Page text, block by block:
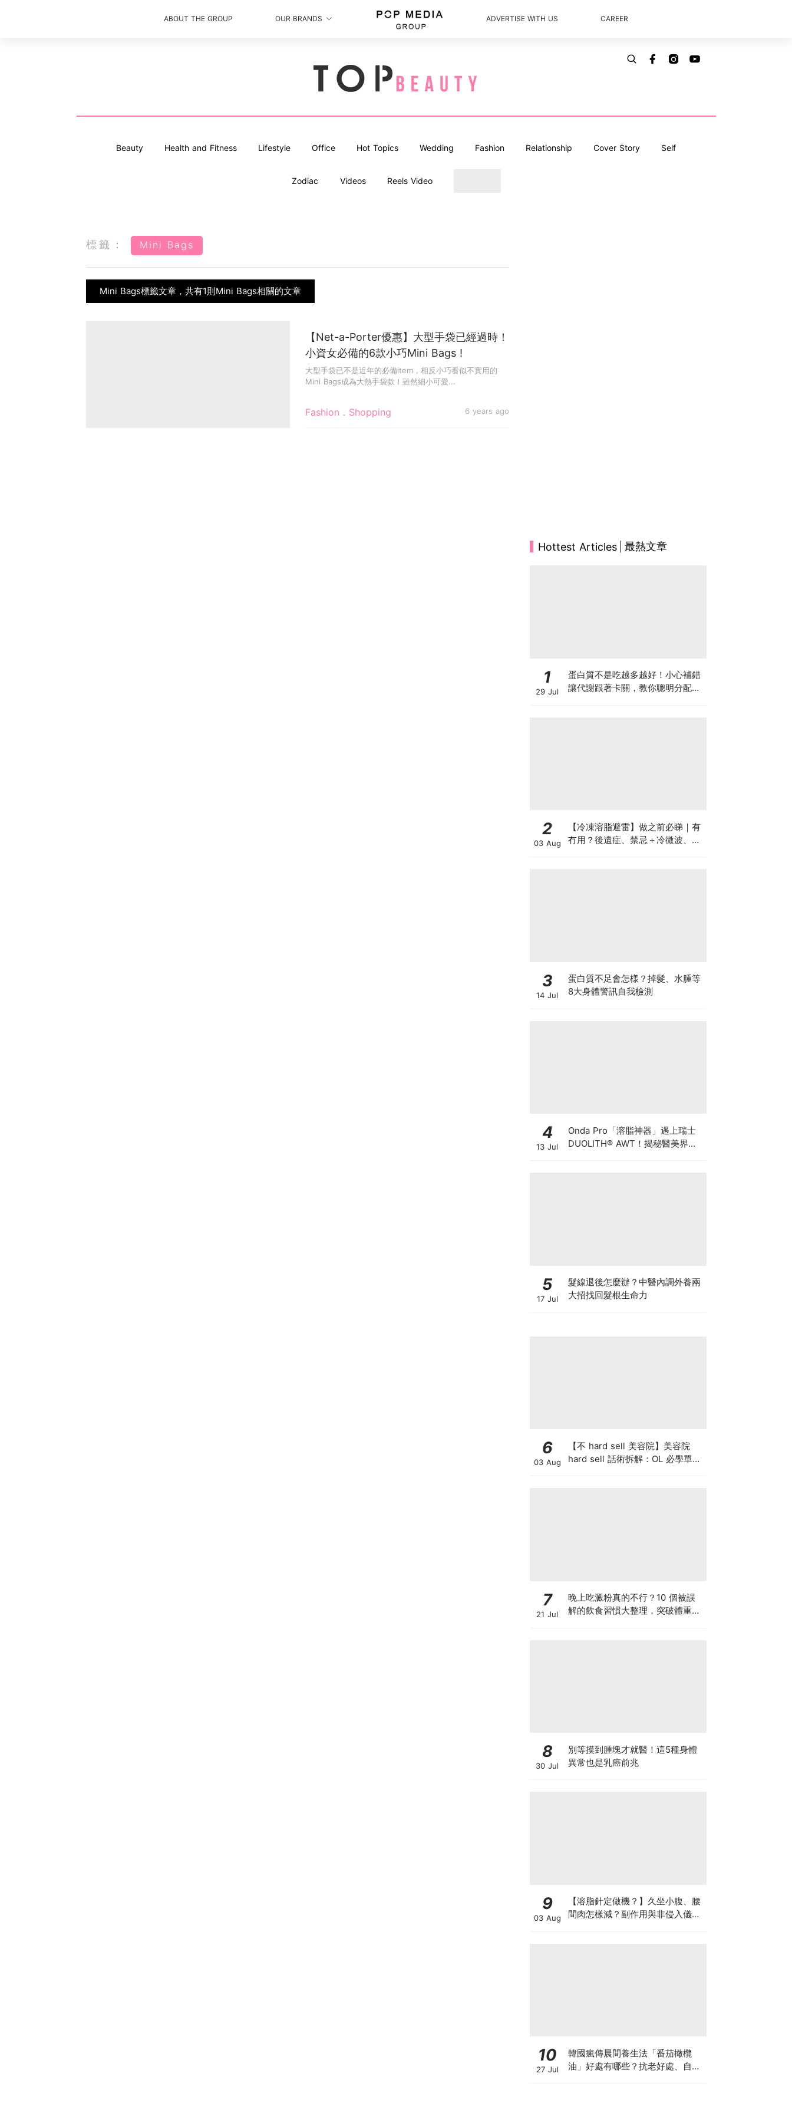
ABOUT THE GROUP OUR BRANDS ADVERTISE WITH US CAREER
Beauty Health and Fitness Lifestyle Office Hot Topics Wedding Fashion Relationship Cover Story Self
Zodiac Videos Reels Video
標籤： Mini Bags
Mini Bags標籤文章，共有1則Mini Bags相關的文章
Fashion．Shopping 6 years ago
【Net-a-Porter優惠】大型手袋已經過時！
小資女必備的6款小巧Mini Bags !
大型手袋已不是近年的必備item，相反小巧看似不實用的
Mini Bags成為大熱手袋款！雖然細小可愛...
Hottest Articles 最熱文章
1
29 Jul
蛋白質不是吃越多越好！小心補錯
讓代謝跟著卡關，教你聰明分配三
2
03 Aug
【冷凍溶脂避雷】做之前必睇｜有
冇用？後遺症、禁忌＋冷微波、雙
3
14 Jul
蛋白質不足會怎樣？掉髮、水腫等
8大身體警訊自我檢測
4
13 Jul
Onda Pro「溶脂神器」遇上瑞士
DUOLITH® AWT！揭秘醫美界悄
5
17 Jul
髮線退後怎麼辦？中醫內調外養兩
大招找回髮根生命力
6
03 Aug
【不 hard sell 美容院】美容院
hard sell 話術拆解：OL 必學單次
7
21 Jul
晚上吃澱粉真的不行？10 個被誤
解的飲食習慣大整理，突破體重停
8
30 Jul
別等摸到腫塊才就醫！這5種身體
異常也是乳癌前兆
9
03 Aug
【溶脂針定做機？】久坐小腹、腰
間肉怎樣減？副作用與非侵入儀器
10
27 Jul
韓國瘋傳晨間養生法「番茄橄欖
油」好處有哪些？抗老好處、自製